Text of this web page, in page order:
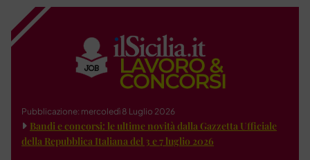
Pubblicazione: mercoledì 8 Luglio 2026
Bandi e concorsi: le ultime novità dalla Gazzetta Ufficiale
della Repubblica Italiana del 3 e 7 luglio 2026